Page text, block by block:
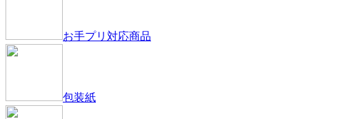
お手プリ対応商品
包装紙